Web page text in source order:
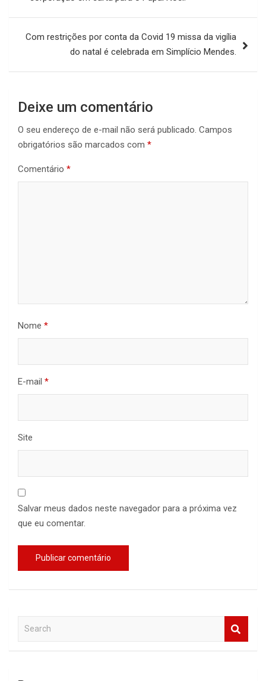
Com restrições por conta da Covid 19 missa da vigília
do natal é celebrada em Simplício Mendes.
Deixe um comentário
O seu endereço de e-mail não será publicado. Campos
obrigatórios são marcados com *
Comentário *
Nome *
E-mail *
Site
Salvar meus dados neste navegador para a próxima vez
que eu comentar.
a